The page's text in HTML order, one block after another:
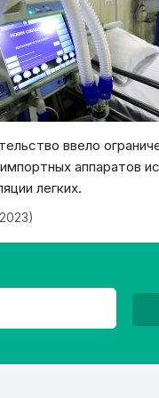
ввело
аппаратов
легких.